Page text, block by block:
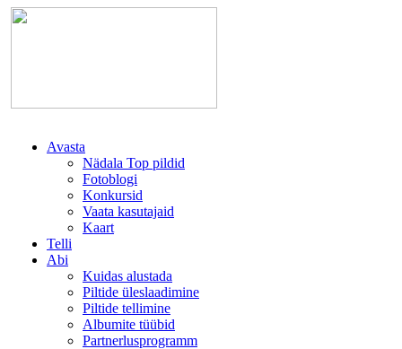
Avasta
Nädala Top pildid
Fotoblogi
Konkursid
Vaata kasutajaid
Kaart
Telli
Abi
Kuidas alustada
Piltide üleslaadimine
Piltide tellimine
Albumite tüübid
Partnerlusprogramm